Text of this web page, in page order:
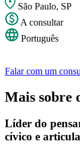
São Paulo, SP
A consultar
Português
Falar com um
Mais sobre
Líder do
cívico e